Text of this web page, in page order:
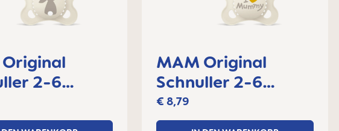
2-6
2er Set
MAM Original
Schnuller 2-6
Monate, 2er Set
€ 8,79